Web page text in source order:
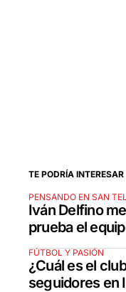
TE PODRÍA INTERESAR
PENSANDO EN SAN
Iván Delfino
prueba el
FÚTBOL Y PASIÓN
¿Cuál es el
seguidores en